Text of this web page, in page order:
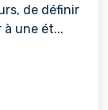
de définir
une ét...